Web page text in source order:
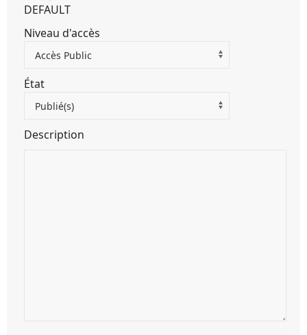
DEFAULT
Niveau d'accès
Accès Public
État
Publié(s)
Description